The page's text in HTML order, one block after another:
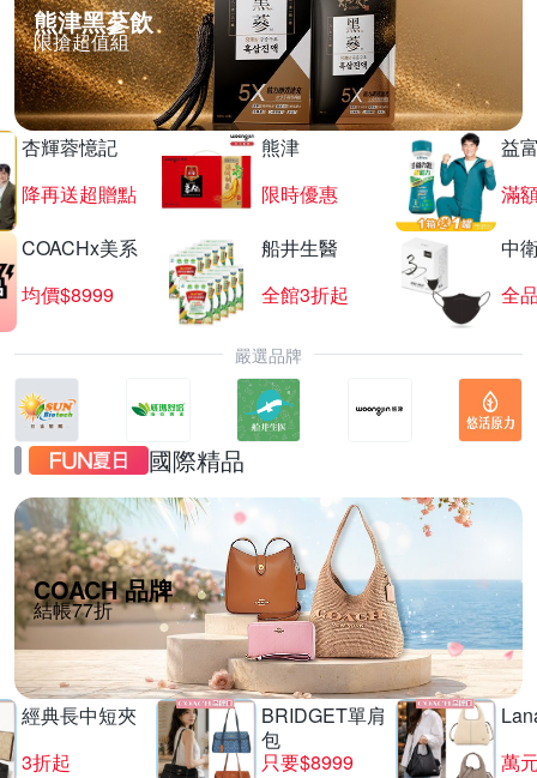
熊津黑蔘飲
限搶超值組
杏輝蓉憶記
降再送超贈點
熊津
限時優惠
益
滿
COACHx美系
均價$8999
船井生醫
全館3折起
中
全
嚴選品牌
國際精品
COACH 品牌
結帳77折
經典長中短夾
3折起
BRIDGET單肩
包
只要$8999
萬